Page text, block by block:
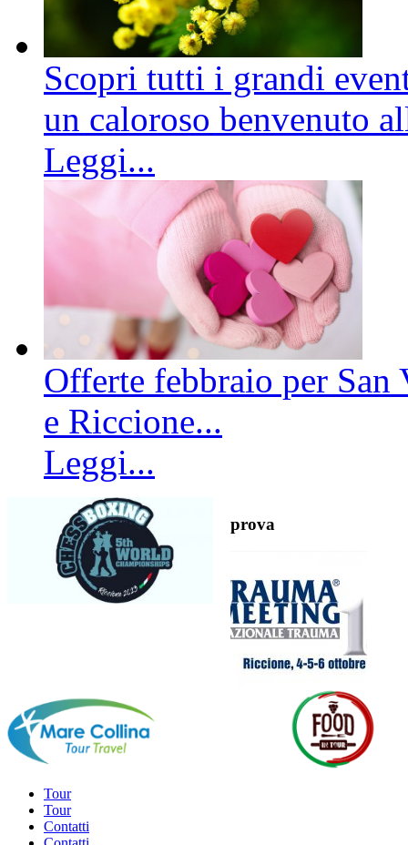
Scopri tutti i grandi
un caloroso benvenuto
Leggi...
Offerte febbraio per
e Riccione...
Leggi...
prova
Tour
Tour
Contatti